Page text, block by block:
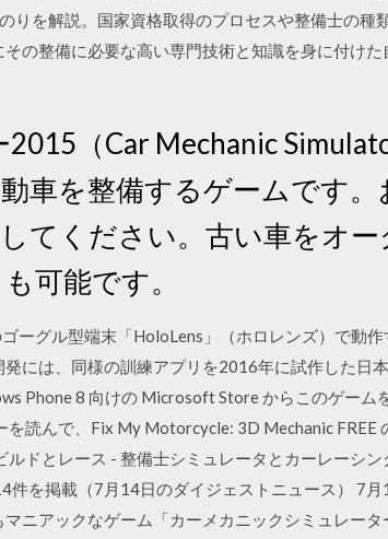
を解説。国家資格取得のプロセスや整備士の種類
の整備に必要な高い専門技術と知識を身に付け
（Car Mechanic
車を整備するゲームです。
てください。古い車をオ
可能です。
ーグル型端末「HoloLens」（ホロレンズ）で動
には、同様の訓練アプリを2016年に試作した日
Phone 8 向けの Microsoft Store からこのゲーム
読んで、Fix My Motorcycle: 3D Mechanic FREE
ドとレース - 整備士シミュレータとカーレーシン
件を掲載（7月14日のダイジェストニュース） 7
ニアックなゲーム「カーメカニックシミュレー